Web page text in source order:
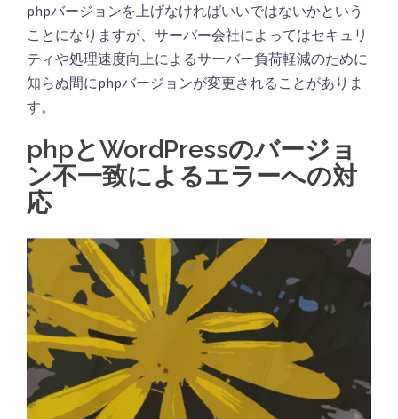
phpバージョンを上げなければいいではないかという
ことになりますが、サーバー会社によってはセキュリ
ティや処理速度向上によるサーバー負荷軽減のために
知らぬ間にphpバージョンが変更されることがありま
す。
phpとWordPressのバージョ
ン不一致によるエラーへの対
応